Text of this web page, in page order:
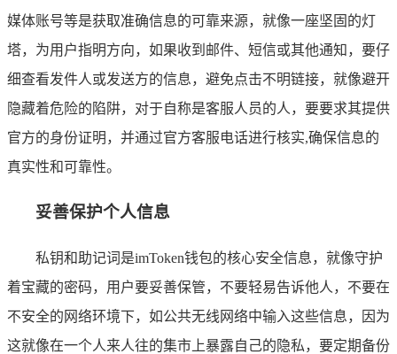
媒体账号等是获取准确信息的可靠来源，就像一座坚固的灯
塔，为用户指明方向，如果收到邮件、短信或其他通知，要仔
细查看发件人或发送方的信息，避免点击不明链接，就像避开
隐藏着危险的陷阱，对于自称是客服人员的人，要要求其提供
官方的身份证明，并通过官方客服电话进行核实,确保信息的
真实性和可靠性。
妥善保护个人信息
私钥和助记词是imToken钱包的核心安全信息，就像守护
着宝藏的密码，用户要妥善保管，不要轻易告诉他人，不要在
不安全的网络环境下，如公共无线网络中输入这些信息，因为
这就像在一个人来人往的集市上暴露自己的隐私，要定期备份